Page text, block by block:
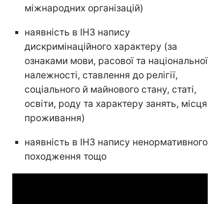
міжнародних організацій)
наявність в ІНЗ напису
дискримінаційного характеру (за
ознаками мови, расової та національної
належності, ставлення до релігії,
соціального й майнового стану, статі,
освіти, роду та характеру занять, місця
проживання)
наявність в ІНЗ напису ненормативного
походження тощо